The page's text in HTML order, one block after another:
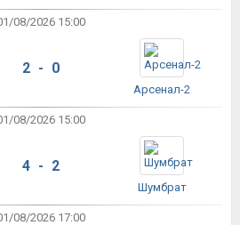
08/2026 15:00
2 - 0
Арсенал-2
08/2026 15:00
4 - 2
Шумбрат
08/2026 17:00